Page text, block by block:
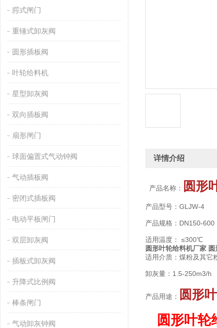
腭式闸门
重锤式卸灰阀
圆形插板阀
叶轮给料机
星型卸灰阀
双向插板阀
扇形闸门
球面偏置式气动钟阀
气动插板阀
密闭式插板阀
电动平板闸门
双层卸灰阀
插板式卸灰阀
升降式比例阀
棒条闸门
气动卸灰钟阀
详情介绍
产品名称： 圆形
产品型号：GLJW-4
产品规格：DN150-600
适用温度： ≤300℃
圆形叶轮给料机厂家
适用介质：煤粉及其它
卸灰量：1.5-250m3/h
产品用途： 圆形
圆形叶轮